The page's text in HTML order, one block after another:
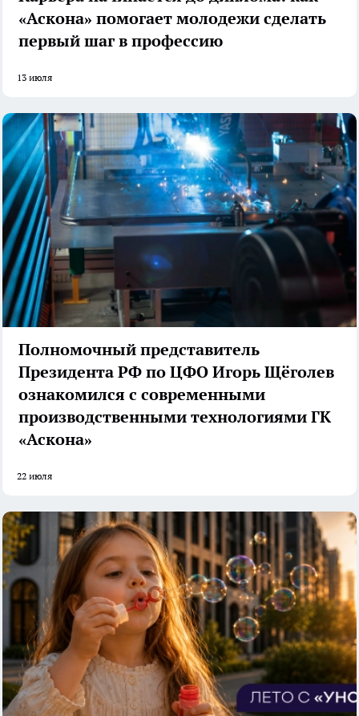
«Аскона» помогает молодежи сделать
первый шаг в профессию
13 июля
Полномочный представитель
Президента РФ по ЦФО Игорь Щёголев
ознакомился с современными
производственными технологиями ГК
«Аскона»
22 июля